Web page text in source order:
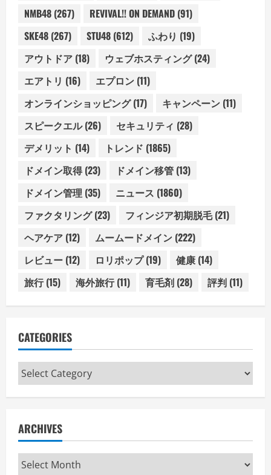
NMB48 (267) REVIVAL!! ON DEMAND (91)
SKE48 (267) STU48 (612) ふわり (19)
アウトドア (18) ウェブホスティング(24)
エアトリ (16) エプロン (11)
オンラインショッピング(17) キャンペーン (11)
スピークエル(26) セキュリティ (28)
デメリット (14) トレンド (1865)
ドメイン取得(23) ドメイン移管 (13)
ドメイン管理 (35) ニュース (1860)
ファクタリング(23) フィンジア初期脱毛(21)
ヘアケア (12) ムームードメイン (222)
レビュー (12) ロリポップ(19) 健康 (14)
旅行(15) 海外旅行(11) 育毛剤 (28) 評判 (11)
CATEGORIES
Categories
ARCHIVES
Archives